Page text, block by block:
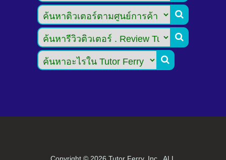



Copyright © 2026 Tutor Ferry, Inc., ALL